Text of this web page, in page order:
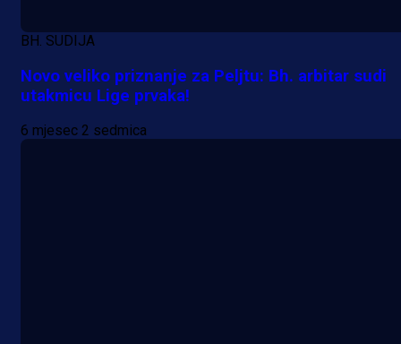
BH. SUDIJA
Novo veliko priznanje za Peljtu: Bh. arbitar sudi
utakmicu Lige prvaka!
6 mjesec 2 sedmica